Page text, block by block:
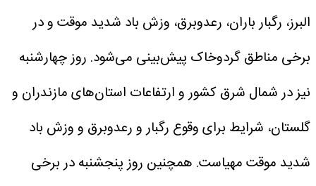
البرز، رگبار باران، رعدوبرق، وزش باد شدید موقت و در
برخی مناطق گردوخاک پیش‌بینی می‌شود. روز چهارشنبه
نیز در شمال شرق کشور و ارتفاعات استان‌های مازندران و
گلستان، شرایط برای وقوع رگبار و رعدوبرق و وزش باد
شدید موقت مهیاست. همچنین روز پنجشنبه در برخی